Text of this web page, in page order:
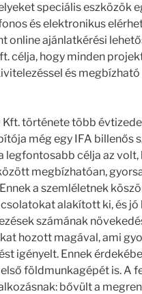
speciális eszközök
és elektronikus
online ajánlatkérési
célja, hogy minden
és
története több
még egy IFA billenős
legfontosabb célja az
megbízhatóan,
a szemléletnek
alakított ki, és jó
számának
hozott magával, ami
igényelt. Ennek
földmunkagépét is. A
bővült a